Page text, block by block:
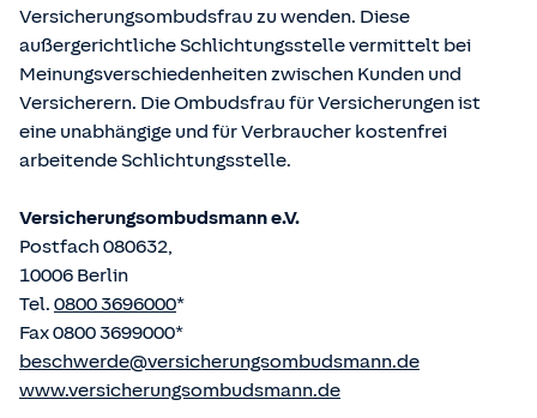
Versicherungsombudsfrau zu wenden. Diese
außergerichtliche Schlichtungsstelle vermittelt bei
Meinungsverschiedenheiten zwischen Kunden und
Versicherern. Die Ombudsfrau für Versicherungen ist
eine unabhängige und für Verbraucher kostenfrei
arbeitende Schlichtungsstelle.
Versicherungsombudsmann e.V.
Postfach 080632,
10006 Berlin
Tel. 0800 3696000*
Fax 0800 3699000*
beschwerde@versicherungsombudsmann.de
www.versicherungsombudsmann.de